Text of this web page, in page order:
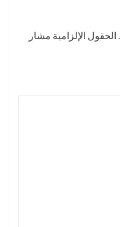
الحقول الإلزامية مشار